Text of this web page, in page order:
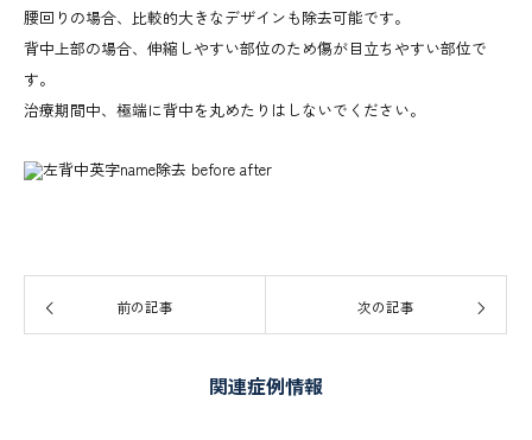
腰回りの場合、比較的大きなデザインも除去可能です。
背中上部の場合、伸縮しやすい部位のため傷が目立ちやすい部位で
す。
治療期間中、極端に背中を丸めたりはしないでください。
前の記事 次の記事
関連症例情報